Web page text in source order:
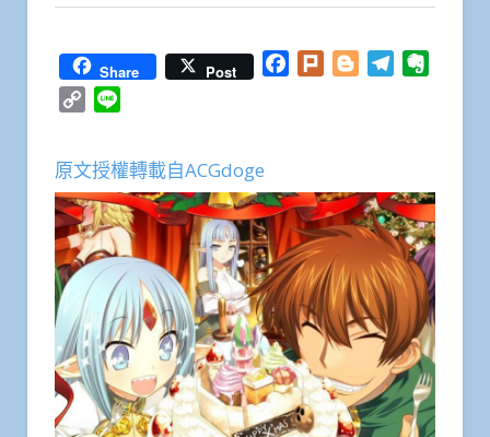
Share Post Facebook
Plurk BloggerTelegram
Copy
原文授權轉載自ACGdoge